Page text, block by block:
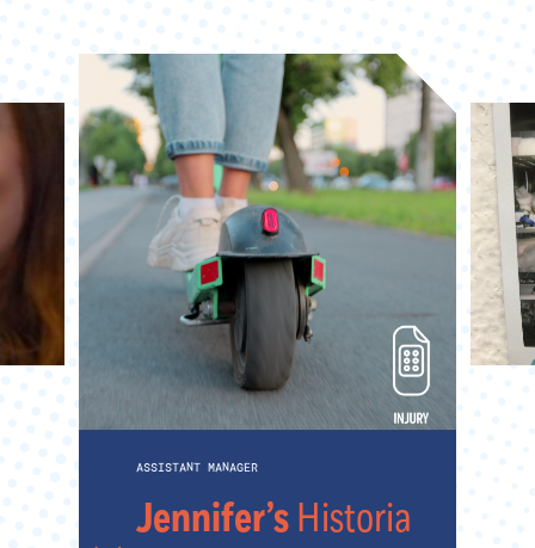
ASSISTANT MANAGER
Jennifer’sHistoria